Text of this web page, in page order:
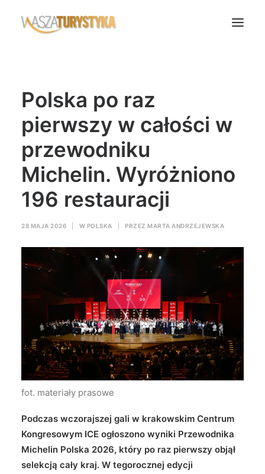
Biura podróży
Transport
Noclegi
Polska
Świat
Podcasty
Wyszukiwanie
Polska po raz
pierwszy w całości w
przewodniku
Michelin. Wyróżniono
196 restauracji
28 MAJA 2026 W POLSKA PRZEZ MARTA ANDRZEJEWSKA
fot. materiały prasowe
Podczas wczorajszej gali w krakowskim Centrum
Kongresowym ICE ogłoszono wyniki Przewodnika
Michelin Polska 2026, który po raz pierwszy objął
selekcją cały kraj. W tegorocznej edycji